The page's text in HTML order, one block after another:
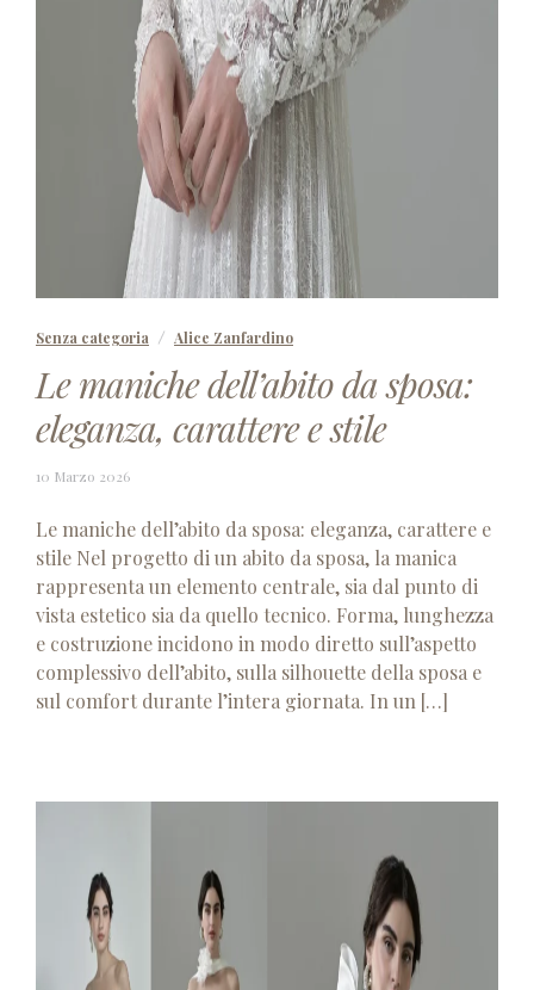
Senza categoria Alice Zanfardino
Le maniche dell’abito da sposa:
eleganza, carattere e stile
10 Marzo 202610
2026
Le maniche dell’abito da sposa: eleganza, carattere e
stile Nel progetto di un abito da sposa, la manica
rappresenta un elemento centrale, sia dal punto di
vista estetico sia da quello tecnico. Forma, lunghezza
e costruzione incidono in modo diretto sull’aspetto
complessivo dell’abito, sulla silhouette della sposa e
sul comfort durante l’intera giornata. In un […]